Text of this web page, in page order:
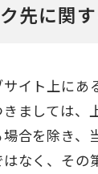
先に関
イト上にあ
ましては、
合を除き、
なく、その